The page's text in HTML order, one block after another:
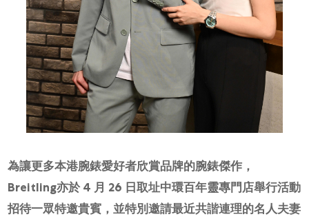
為讓更多本港腕錶愛好者欣賞品牌的腕錶傑作，
Breitling亦於 4 月 26 日取址中環百年靈專門店舉行活動
招待一眾特邀貴賓，並特別邀請最近共諧連理的名人夫妻